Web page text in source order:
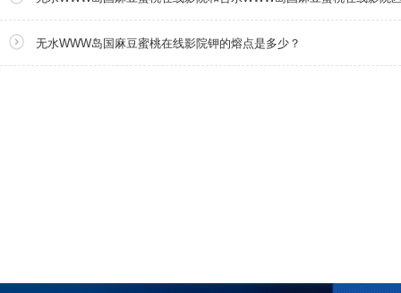
无水WWW岛国麻豆蜜桃在线影院钾的熔点是多少？